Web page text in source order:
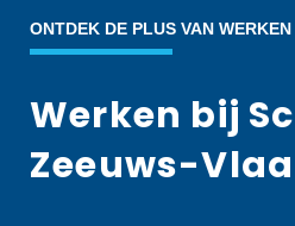
ONTDEK DE PLUS VAN
Werken bij
Zeeuws-